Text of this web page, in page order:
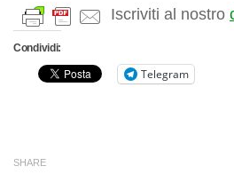
Iscriviti al nostro
Condividi:
Telegram
SHARE